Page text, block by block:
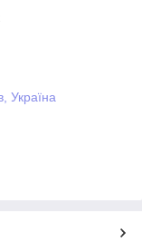
Україна